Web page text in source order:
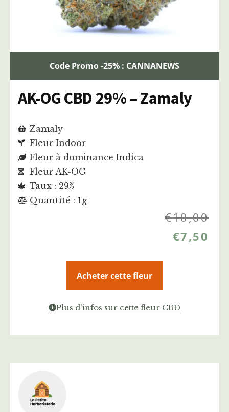
Code Promo -25% : CANNANEWS
AK-OG CBD 29% – Zamaly
Zamaly
Fleur Indoor
Fleur à dominance Indica
Fleur AK-OG
Taux : 29%
Quantité : 1g
€10,00
€7,50
Acheter cette fleur
Plus d'infos sur cette fleur CBD